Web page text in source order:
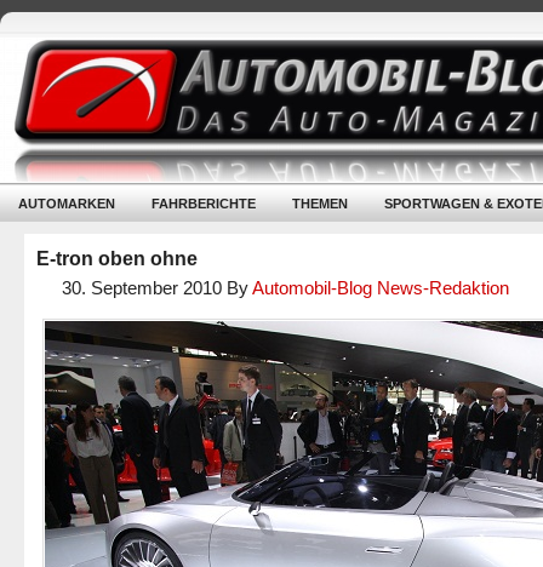
AUTOMARKEN FAHRBERICHTE THEMEN SPORTWAGEN &
E-tron oben ohne
30. September 2010 ByAutomobil-Blog News-Redaktion